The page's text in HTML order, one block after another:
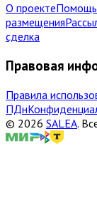
О проектеПомощь
размещения
сделка
Правовая
Правила
ПДн
© 2026 SALEA.